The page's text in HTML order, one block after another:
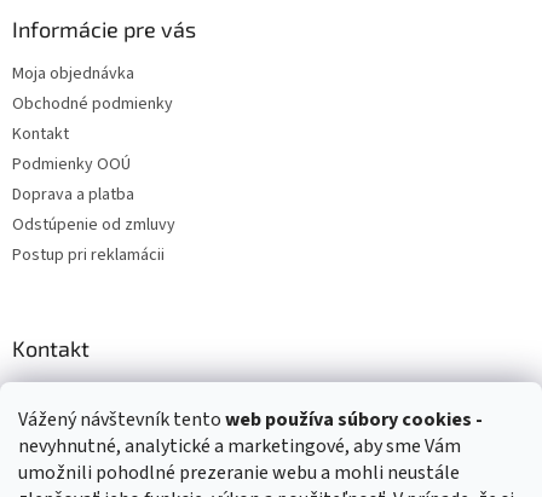
Vážený návštevník tentoweb používasúbory cookies -
nevyhnutné, analytické a marketingové, aby sme Vám
umožnili pohodlné prezeranie webu a mohli neustále
Informácie pre vás
Moja objednávka
Obchodné podmienky
Kontakt
Podmienky OOÚ
Doprava a platba
Odstúpenie od zmluvy
Postup pri reklamácii
Kontakt
+421 903 144 673